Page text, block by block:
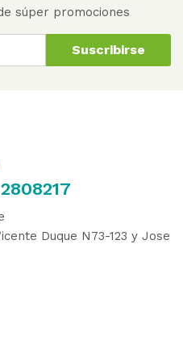
súper promociones
Suscribirse
Duque N73-123 y Jose